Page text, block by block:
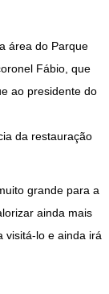
área do Parque
Fábio, que
ao presidente do
da restauração
grande para a
ainda mais
visitá-lo e ainda irá